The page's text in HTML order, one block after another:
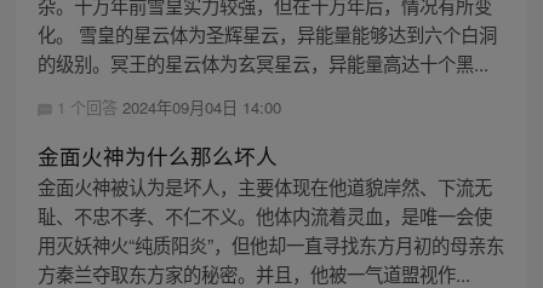
化。 雪皇的星云体为圣辉星云，异能量能够达到六个白洞
的级别。冥王的星云体为玄冥星云，异能量高达十个黑...
1 个回答 2024年09月04日 14:00
金面火神为什么那么坏人
金面火神被认为是坏人，主要体现在他道貌岸然、下流无
耻、不忠不孝、不仁不义。他体内流着灵血，是唯一会使
用灭妖神火“纯质阳炎”，但他却一直寻找东方月初的母亲东
方秦兰夺取东方家的秘密。并且，他被一气道盟视作...